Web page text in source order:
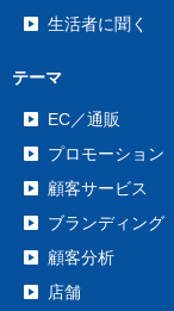
生活者に聞く
テーマ
EC／通販
プロモーション
顧客サービス
ブランディング
顧客分析
店舗